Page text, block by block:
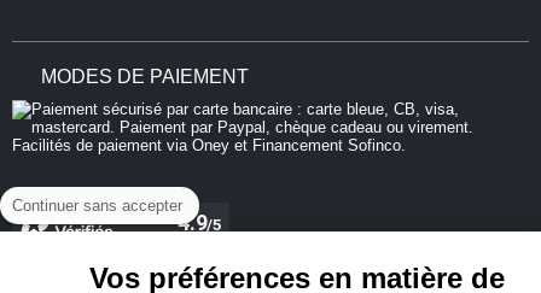
Continuer sans accepter
Vos préférences en matière de
MODES DE PAIEMENT